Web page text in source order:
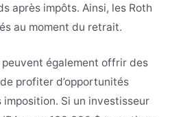
après impôts. Ainsi, les Roth
au moment du retrait.
peuvent également offrir des
profiter d’opportunités
imposition. Si un investisseur